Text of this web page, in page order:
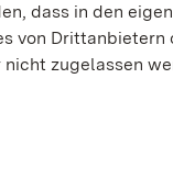
dass in den
von Drittanbietern
zugelassen